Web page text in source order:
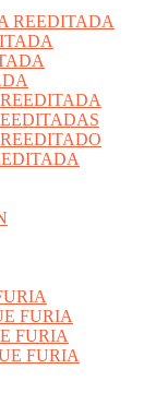
REEDITADA
FURIA
FURIA
FURIA